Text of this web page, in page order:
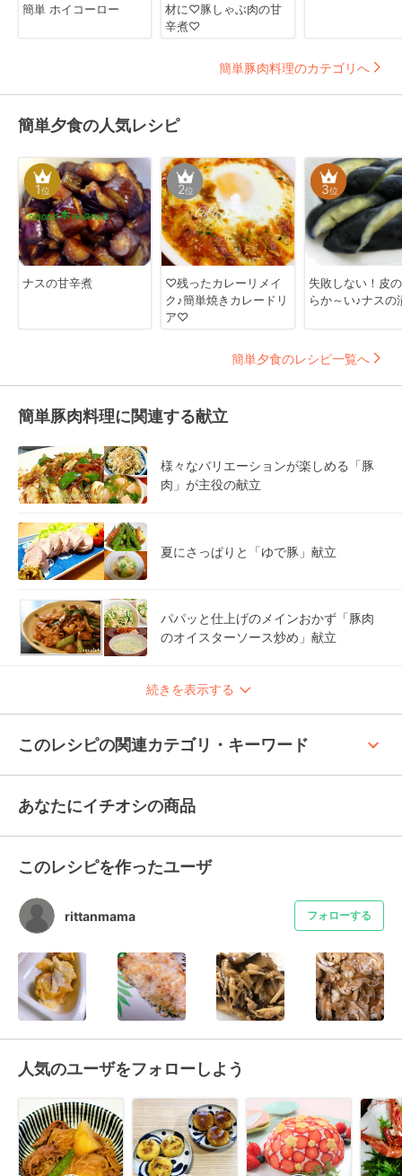
簡単 ホイコーロー
材に♡豚しゃぶ肉の甘
辛煮♡
簡単豚肉料理のカテゴリへ
簡単夕食の人気レシピ
1位
ナスの甘辛煮
2位
♡残ったカレーリメイ
ク♪簡単焼きカレードリ
ア♡
3位
失敗しない！皮
らか～い♪ナスの
簡単夕食のレシピ一覧へ
簡単豚肉料理に関連する献立
様々なバリエーションが楽しめる「豚
肉」が主役の献立
夏にさっぱりと「ゆで豚」献立
パパッと仕上げのメインおかず「豚肉
のオイスターソース炒め」献立
続きを表示する
このレシピの関連カテゴリ・キーワード keyboard_arrow_up
あなたにイチオシの商品
このレシピを作ったユーザ
rittanmama フォローする
人気のユーザをフォローしよう